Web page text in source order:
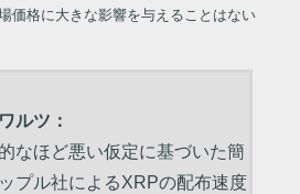
価格に大きな影響を与えることはない
ルツ：
なほど悪い仮定に基づいた簡
プル社によるXRPの配布速度